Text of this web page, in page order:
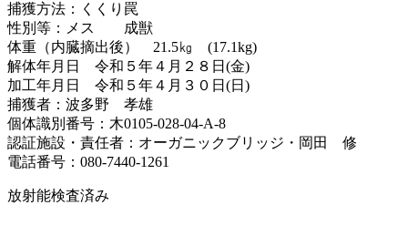
捕獲方法：くくり罠
性別等：メス 成獣
体重（内臓摘出後） 21.5㎏ (17.1kg)
解体年月日 令和５年４月２８日(金)
加工年月日 令和５年４月３０日(日)
捕獲者：波多野 孝雄
個体識別番号：木0105-028-04-A-8
認証施設・責任者：オーガニックブリッジ・岡田 修
電話番号：080-7440-1261
放射能検査済み